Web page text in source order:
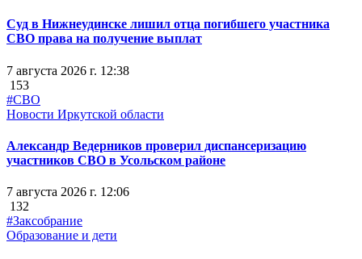
Суд в Нижнеудинске лишил отца погибшего участника
СВО права на получение выплат
7 августа 2026 г. 12:38
153
#СВО
Новости Иркутской области
Александр Ведерников проверил диспансеризацию
участников СВО в Усольском районе
7 августа 2026 г. 12:06
132
#Заксобрание
Образование и дети